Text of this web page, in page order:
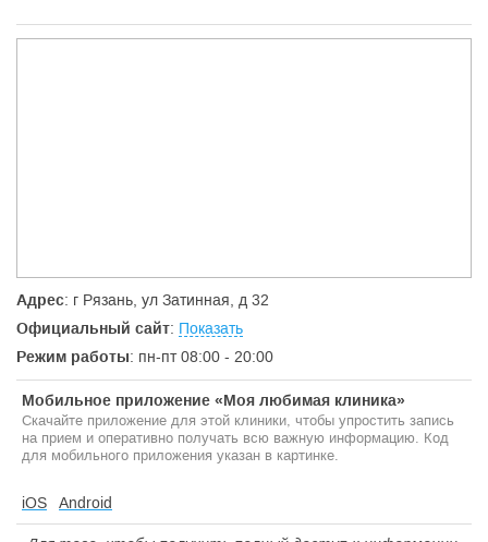
Адрес: г Рязань, ул Затинная, д 32
Официальный сайт: Показать
Режим работы: пн-пт 08:00 - 20:00
Мобильное приложение «Моя любимая клиника»
Скачайте приложение для этой клиники, чтобы упростить запись
на прием и оперативно получать всю важную информацию. Код
для мобильного приложения указан в картинке.
iOS Android